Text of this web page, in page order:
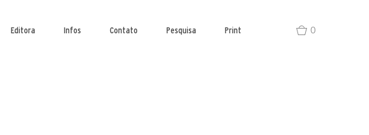
Editora Infos Contato Pesquisa Print 0